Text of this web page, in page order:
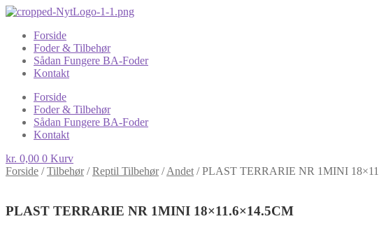
Forside
Foder & Tilbehør
Sådan Fungere BA-Foder
Kontakt
Forside
Foder & Tilbehør
Sådan Fungere BA-Foder
Kontakt
kr. 0,00 0 Kurv
Forside /Tilbehør/Reptil Tilbehør/Andet /PLAST TERRARIE NR 1MINI
PLAST TERRARIE NR 1MINI 18×11.6×14.5CM